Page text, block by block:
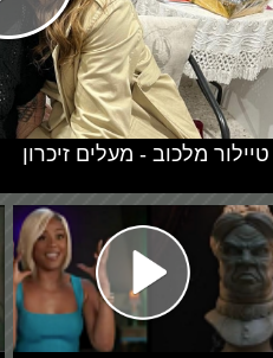
טיילור מלכוב - מעלים זיכרון